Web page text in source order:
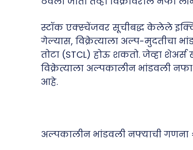
स्टॉक एक्स्चेंजवर सूचीबद्ध केलेले
गेल्यास, विक्रेत्याला अल्प-मुदतीचा
तोटा (STCL) होऊ शकतो. जेव्हा
विक्रेत्याला अल्पकालीन भांडवली
आहे.
अल्पकालीन भांडवली नफ्याची गणना